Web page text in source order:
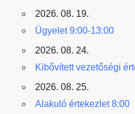
2026. 08. 19.
Ügyelet 9:00-13:00
2026. 08. 24.
Kibővített vezetőségi
2026. 08. 25.
Alakuló értekezlet 8:00